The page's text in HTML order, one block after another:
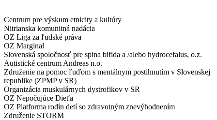
Centrum pre výskum etnicity a kultúry
Nitrianska komunitná nadácia
OZ Liga za ľudské práva
OZ Marginal
Slovenská spoločnosť pre spina bifida a /alebo hydrocefalus, o.z.
Autistické centrum Andreas n.o.
Združenie na pomoc ľuďom s mentálnym postihnutím v Slovenskej
republike (ZPMP v SR)
Organizácia muskulárnych dystrofikov v SR
OZ Nepočujúce Dieťa
OZ Platforma rodín detí so zdravotným znevýhodnením
Združenie STORM